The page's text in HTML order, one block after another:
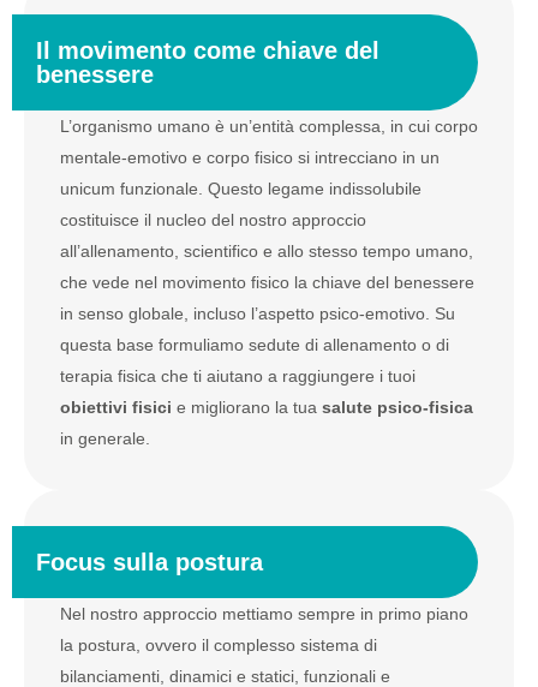
Il movimento come chiave del
benessere
L’organismo umano è un’entità complessa, in cui corpo
mentale-emotivo e corpo fisico si intrecciano in un
unicum funzionale. Questo legame indissolubile
costituisce il nucleo del nostro approccio
all’allenamento, scientifico e allo stesso tempo umano,
che vede nel movimento fisico la chiave del benessere
in senso globale, incluso l’aspetto psico-emotivo. Su
questa base formuliamo sedute di allenamento o di
terapia fisica che ti aiutano a raggiungere i tuoi
obiettivi fisici e migliorano la tua salute psico-fisica
in generale.
Focus sulla postura
Nel nostro approccio mettiamo sempre in primo piano
la postura, ovvero il complesso sistema di
bilanciamenti, dinamici e statici, funzionali e